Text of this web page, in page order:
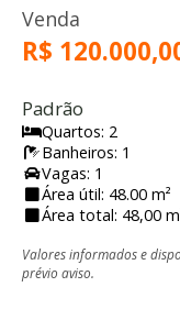
Venda
R$
Padrão
Quartos: 2
Banheiros: 1
Vagas: 1
Área útil: 48.00 m²
Área total: 48,00
Valores informados e
prévio aviso.